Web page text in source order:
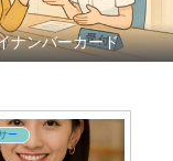
ナンバーカード
ー